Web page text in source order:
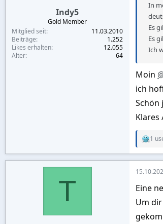
Indy5
Gold Member
Mitglied seit
11.03.2010
Beiträge
1.252
Likes erhalten
12.055
Alter
64
In
Es
Es
Ich
Moin
ich
Schön
Klares
R
a
t
o
n
s
:
1
T
Eine
Um